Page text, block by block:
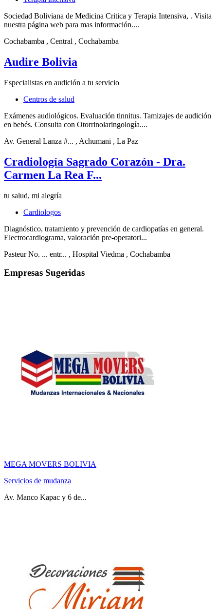
Sociedad Boliviana de Medicina Critica y Terapia Intensiva, . Visita
nuestra página web para mas información....
Cochabamba , Central , Cochabamba
Audire Bolivia
Especialistas en audición a tu servicio
Centros de salud
Exámenes audiológicos. Evaluación tinnitus. Tamizajes de audición
en bebés. Consulta con Otorrinolaringología....
Av. General Lanza #... , Achumani , La Paz
Cradiología Sagrado Corazón - Dra.
Carmen La Rea F...
tu salud, mi alegría
Cardiologos
Diagnóstico, tratamiento y prevención de cardiopatías en general.
Electrocardiograma, valoración pre-operatori...
Pasteur No. ... entr... , Hospital Viedma , Cochabamba
Empresas Sugeridas
MEGA MOVERS BOLIVIA
Servicios de mudanza
Av. Manco Kapac y 6 de...